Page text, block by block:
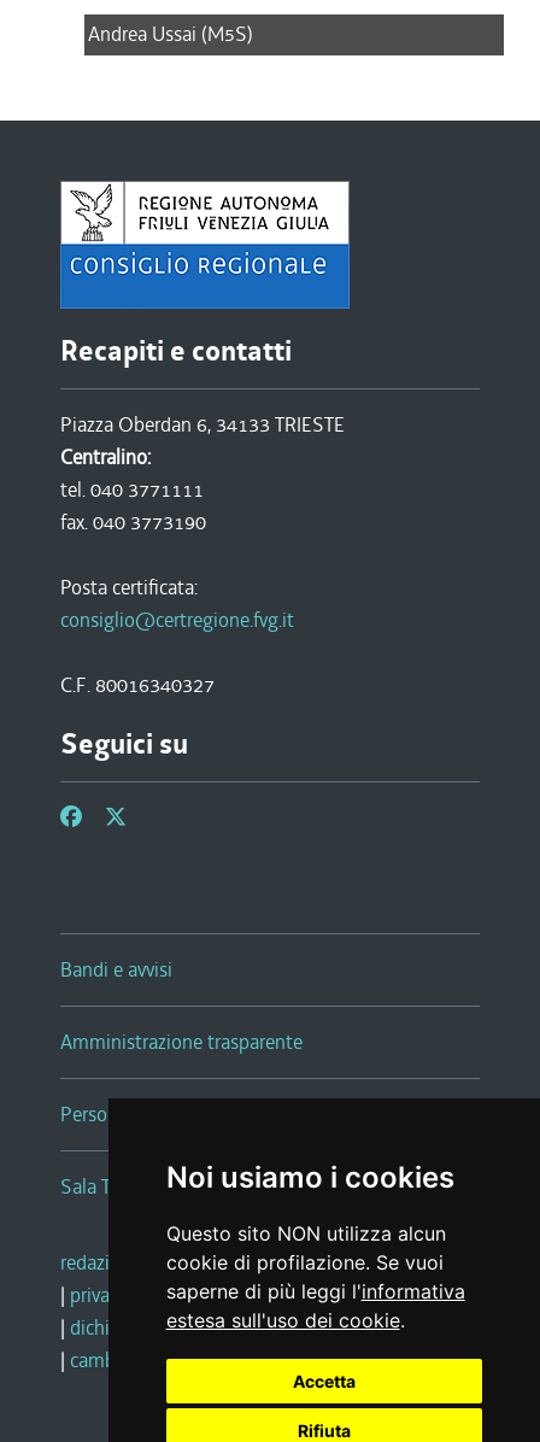
Noi usiamo i cookies
Questo sito NON utilizza alcun
cookie di profilazione. Se vuoi
saperne di più leggi l'informativa
estesa sull'uso dei cookie.
Accetta
Rifiuta
Andrea Ussai (M5S)
Recapiti e contatti
Piazza Oberdan 6, 34133 TRIESTE
Centralino:
tel. 040 3771111
fax. 040 3773190
Posta certificata:
consiglio@certregione.fvg.it
C.F. 80016340327
Seguici su
Bandi e avvisi
Amministrazione trasparente
Persone e Uffici
Sala Tiziano Tessitori
redazione web |note legali |glossario
| privacy
social media policy
| dichiarazione di accessibilità |feedback
| cambio preferenze cookie